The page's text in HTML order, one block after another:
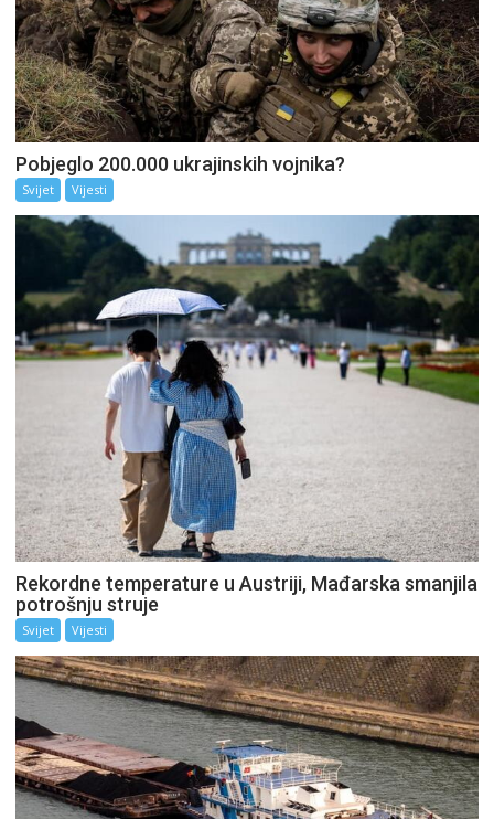
Pobjeglo 200.000 ukrajinskih vojnika?
Svijet Vijesti
Rekordne temperature u Austriji, Mađarska smanjila
potrošnju struje
Svijet Vijesti